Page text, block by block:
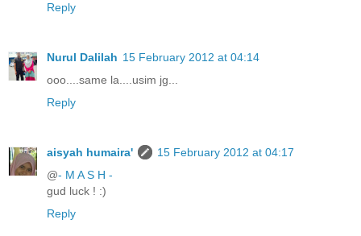
Reply
Nurul Dalilah 15 February 2012 at 04:14
ooo....same la....usim jg...
Reply
aisyah humaira'
15 February 2012 at 04:17
@- M A S H -
gud luck ! :)
Reply